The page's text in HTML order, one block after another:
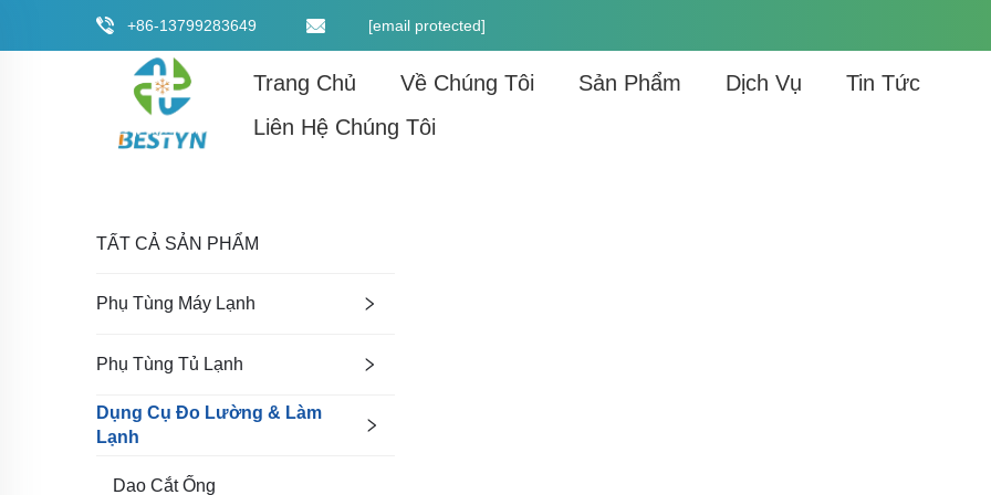
+86-13799283649 [email protected]
Trang Chủ Về Chúng Tôi Sản Phẩm Dịch Vụ
Tin Tức
Liên Hệ Chúng Tôi
TẤT CẢ SẢN PHẨM
Phụ Tùng Máy Lạnh
Phụ Tùng Tủ Lạnh
Dụng Cụ Đo Lường & Làm
Lạnh
Dao Cắt Ống